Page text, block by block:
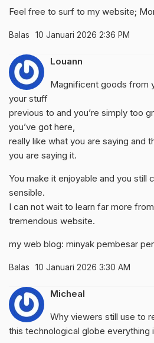
Feel free to surf to my website;
Balas 10 Januari 2026 2:36 PM
Louann
Magnificent goods from
your stuff
previous to and you’re simply too
you’ve got here,
really like what you are saying and
you are saying it.
You make it enjoyable and you still
sensible.
I can not wait to learn far more
tremendous website.
my web blog: minyak pembesar
Balas 10 Januari 2026 3:30 AM
Micheal
Why viewers still use to
this technological globe everything